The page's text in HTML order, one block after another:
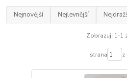
Nejnovější Nejlevnější
Zobrazuji 1-1
strana z